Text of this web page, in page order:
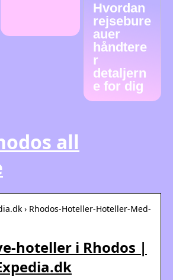
Hvordan
rejsebure
auer
håndtere
r
detaljern
e for dig
all
› Rhodos-Hoteller-Hoteller-Med-
hoteller i Rhodos |